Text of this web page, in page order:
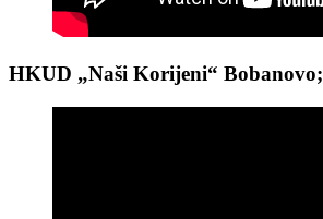
HKUD „Naši Korijeni“ Bobanovo;